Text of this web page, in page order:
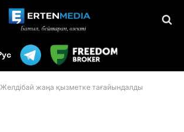
жаңа қызметке тағайындалды